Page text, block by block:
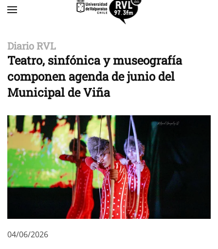
Diario RVL
Teatro, sinfónica y museografía
componen agenda de junio del
Municipal de Viña
04/06/2026